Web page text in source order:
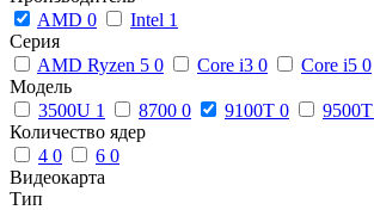
AMD 0 Intel 1
Серия
AMD Ryzen 5 0 Core i3 0 Core i5 0
Модель
3500U 1 8700 0 9100T 0 9500T
Количество ядер
4 0 6 0
Видеокарта
Тип